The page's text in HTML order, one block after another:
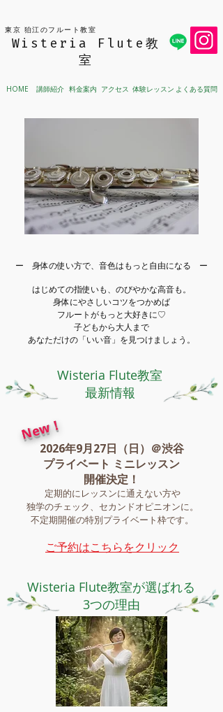
Wisteria Flute教
室
東京 狛江のフルート教室
HOME 講師紹介 料金案内 アクセス 体験レッスン よくある質問
ー 身体の使い方で、音色はもっと自由になる ー
はじめての指使いも、のびやかな高音も。
身体にやさしいコツをつかめば
フルートがもっと大好きに♡
子どもから大人まで
あなただけの「いい音」を見つけましょう。
Wisteria Flute教室
最新情報​
New！
2026年9月27日（日）＠渋谷
​プライベート ミニレッスン
開催決定！
定期的にレッスンに通えない方や
独学のチェック、セカンドオピニオンに。
​不定期開催の特別プライベート枠です。
ご予約はこちらをクリック
Wisteria Flute教室が選ばれる
3つの理由